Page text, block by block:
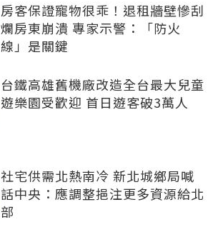
房客保證寵物很乖！退租牆壁慘刮
爛房東崩潰 專家示警：「防火
線」是關鍵
台鐵高雄舊機廠改造全台最大兒童
遊樂園受歡迎 首日遊客破3萬人
社宅供需北熱南冷 新北城鄉局喊
話中央：應調整挹注更多資源給北
部